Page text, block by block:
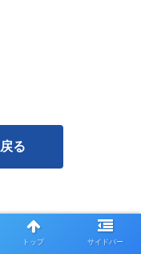
る
トップ サイドバー